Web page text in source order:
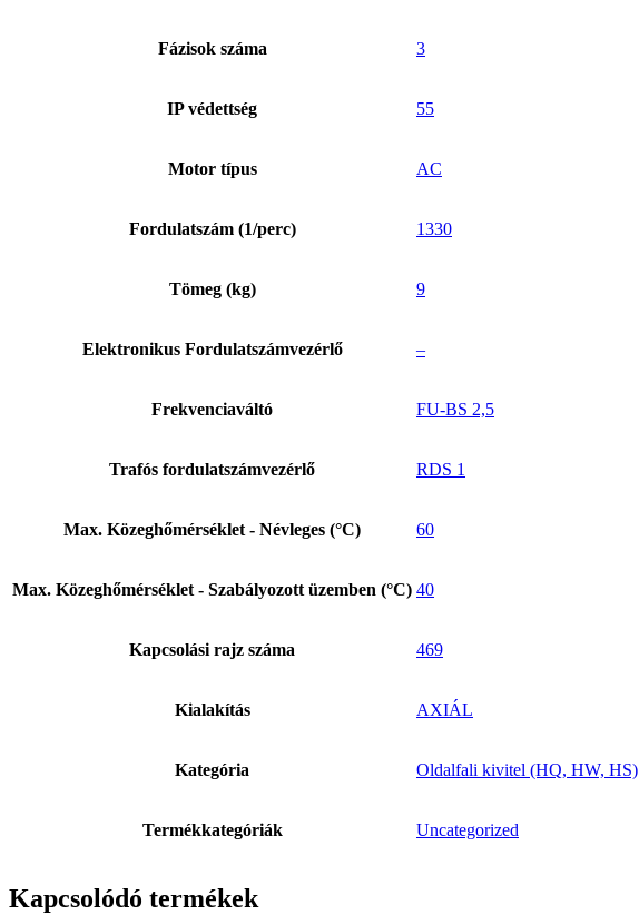
Fázisok száma 3
IP védettség 55
Motor típus AC
Fordulatszám (1/perc) 1330
Tömeg (kg) 9
Elektronikus Fordulatszámvezérlő –
Frekvenciaváltó FU-BS 2,5
Trafós fordulatszámvezérlő RDS 1
Max. Közeghőmérséklet - Névleges (°C) 60
Max. Közeghőmérséklet - Szabályozott üzemben (°C) 40
Kapcsolási rajz száma 469
Kialakítás AXIÁL
Kategória Oldalfali kivitel (HQ, HW, HS)
Termékkategóriák Uncategorized
Kapcsolódó termékek